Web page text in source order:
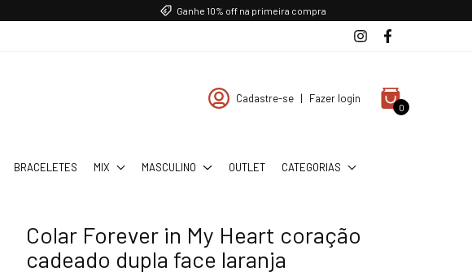
Ganhe 10% off na primeira compra
Cadastre-se | Fazer login
0
BRACELETES MIX MASCULINO OUTLET CATEGORIAS
Colar Forever in My Heart coração
cadeado dupla face laranja